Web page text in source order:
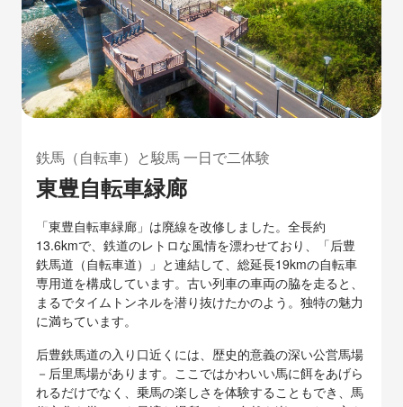
鉄馬（自転車）と駿馬 一日で二体験
東豊自転車緑廊
「東豊自転車緑廊」は廃線を改修しました。全長約
13.6kmで、鉄道のレトロな風情を漂わせており、「后豊
鉄馬道（自転車道）」と連結して、総延長19kmの自転車
専用道を構成しています。古い列車の車両の脇を走ると、
まるでタイムトンネルを潜り抜けたかのよう。独特の魅力
に満ちています。
后豊鉄馬道の入り口近くには、歴史的意義の深い公営馬場
－后里馬場があります。ここではかわいい馬に餌をあげら
れるだけでなく、乗馬の楽しさを体験することもでき、馬